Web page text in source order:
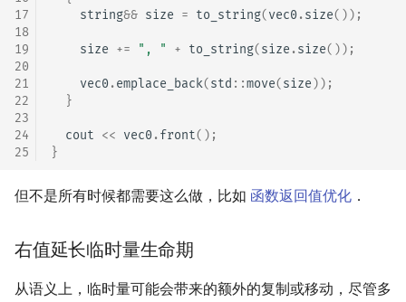
17
18
19
20
21
22
23
24
25
string&& size = to_string(vec0 .size());
size += ", " + to_string(size .size());
vec0 .emplace_back(std ::move(size));
}
cout << vec0 .front();
}
但不是所有时候都需要这么做，比如 函数返回值优化 ．
右值延长临时量生命期
从语义上，临时量可能会带来的额外的复制或移动，尽管多